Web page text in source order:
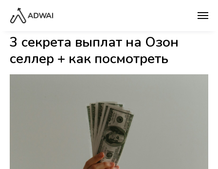
3 секрета выплат на Озон
селлер + как посмотреть